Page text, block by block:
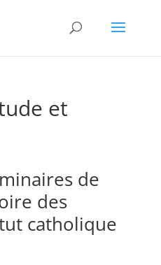
et
de
des
catholique